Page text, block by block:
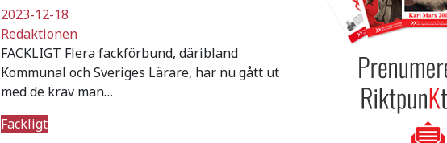
2023-12-18
Redaktionen
FACKLIGT Flera fackförbund, däribland
Kommunal och Sveriges Lärare, har nu gått ut
med de krav man…
Fackligt